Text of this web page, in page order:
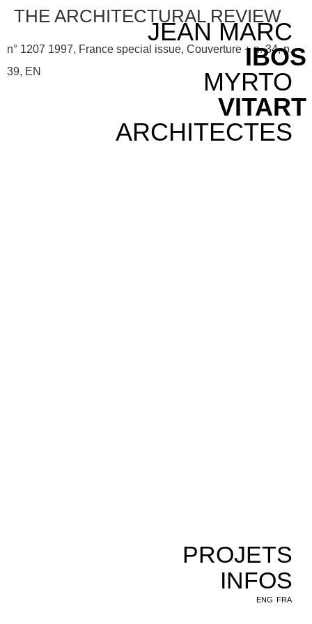
JEAN MARC
IBOS
MYRTO
VITART
ARCHITECTES
PROJETS
INFOS
ENG FRA
THE ARCHITECTURAL REVIEW
n° 1207 1997, France special issue, Couverture + p. 34, p.
39, EN